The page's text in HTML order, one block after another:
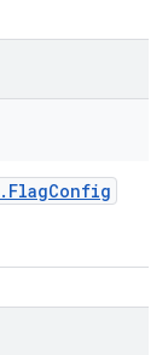
. FlagConfig